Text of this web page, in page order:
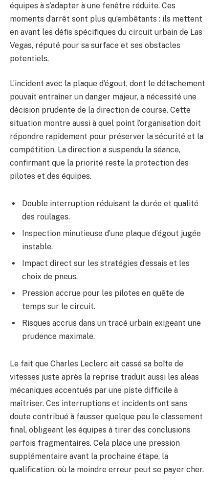
équipes à s’adapter à une fenêtre réduite. Ces
moments d’arrêt sont plus qu’embêtants : ils mettent
en avant les défis spécifiques du circuit urbain de Las
Vegas, réputé pour sa surface et ses obstacles
potentiels.
L’incident avec la plaque d’égout, dont le détachement
pouvait entraîner un danger majeur, a nécessité une
décision prudente de la direction de course. Cette
situation montre aussi à quel point l’organisation doit
répondre rapidement pour préserver la sécurité et la
compétition. La direction a suspendu la séance,
confirmant que la priorité reste la protection des
pilotes et des équipes.
Double interruption réduisant la durée et qualité
des roulages.
Inspection minutieuse d’une plaque d’égout jugée
instable.
Impact direct sur les stratégies d’essais et les
choix de pneus.
Pression accrue pour les pilotes en quête de
temps sur le circuit.
Risques accrus dans un tracé urbain exigeant une
prudence maximale.
Le fait que Charles Leclerc ait cassé sa boîte de
vitesses juste après la reprise traduit aussi les aléas
mécaniques accentués par une piste difficile à
maîtriser. Ces interruptions et incidents ont sans
doute contribué à fausser quelque peu le classement
final, obligeant les équipes à tirer des conclusions
parfois fragmentaires. Cela place une pression
supplémentaire avant la prochaine étape, la
qualification, où la moindre erreur peut se payer cher.